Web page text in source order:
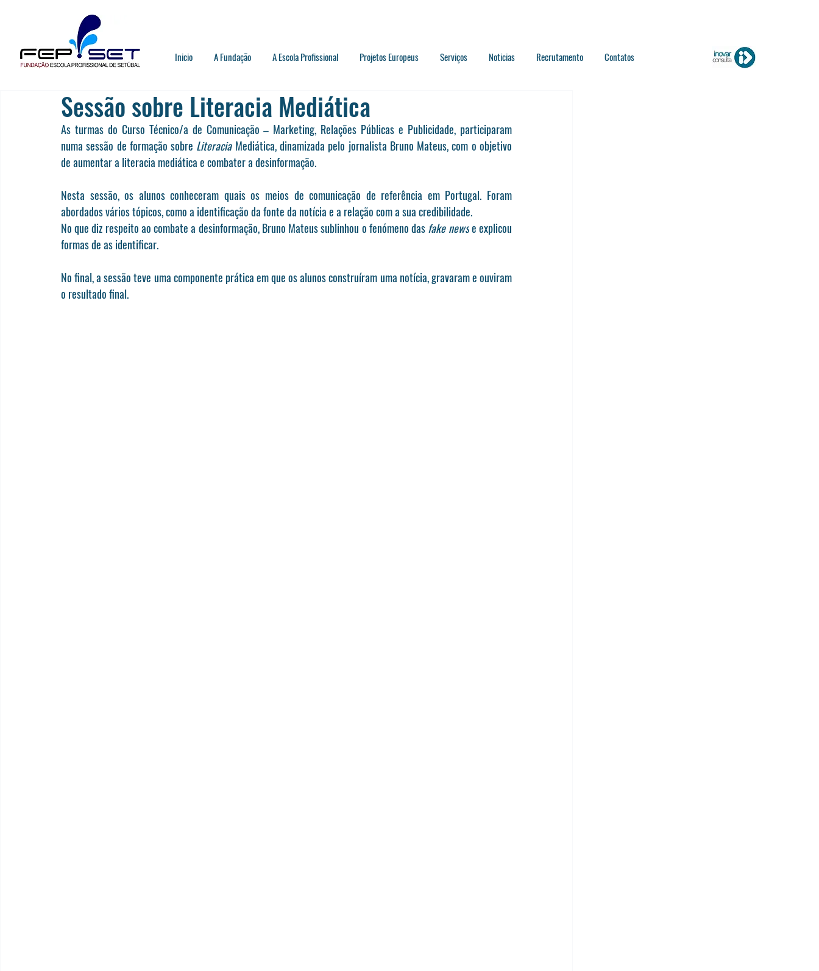
Inicio A Fundação A Escola Profissional Projetos Europeus Serviços Noticias Recrutamento Contatos
Sessão sobre Literacia Mediática
As turmas do Curso Técnico/a de Comunicação – Marketing, Relações Públicas e Publicidade, participaram
numa sessão de formação sobre Literacia Mediática, dinamizada pelo jornalista Bruno Mateus, com o objetivo
de aumentar a literacia mediática e combater a desinformação.
Nesta sessão, os alunos conheceram quais os meios de comunicação de referência em Portugal. Foram
abordados vários tópicos, como a identificação da fonte da notícia e a relação com a sua credibilidade.
No que diz respeito ao combate a desinformação, Bruno Mateus sublinhou o fenómeno das fake news e explicou
formas de as identificar.
No final, a sessão teve uma componente prática em que os alunos construíram uma notícia, gravaram e ouviram
o resultado final.